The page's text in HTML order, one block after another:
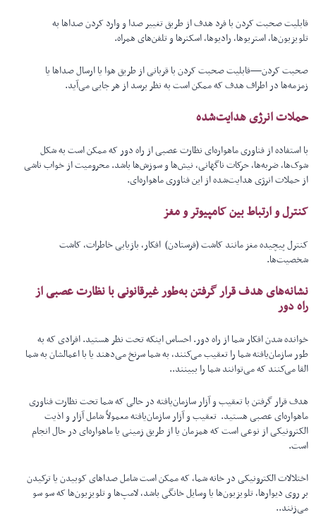
قابلیت صحبت کردن با فرد هدف از طریق تغییر صدا و وارد کردن صداها به
تلویزیون‌ها، استریوها، رادیوها، اسکنرها و تلفن‌های همراه.
صحبت کردن—قابلیت صحبت کردن با قربانی از طریق هوا یا ارسال صداها یا
زمزمه‌ها در اطراف هدف که ممکن است به نظر برسد از هر جایی می‌آید.
حملات انرژی هدایت‌شده
با استفاده از فناوری ماهواره‌ای نظارت عصبی از راه دور که ممکن است به شکل
شوک‌ها، ضربه‌ها، حرکات ناگهانی، نیش‌ها و سوزش‌ها باشد. محرومیت از خواب ناشی
از حملات انرژی هدایت‌شده از این فناوری ماهواره‌ای.
کنترل و ارتباط بین کامپیوتر و مغز
کنترل پیچیده مغز مانند کاشت (فرستادن) افکار، بازیابی خاطرات، کاشت
شخصیت‌ها.
نشانه‌های هدف قرار گرفتن به‌طور غیرقانونی با نظارت عصبی از
راه دور
خوانده شدن افکار شما از راه دور. احساس اینکه تحت نظر هستید. افرادی که به
طور سازمان‌یافته شما را تعقیب می‌کنند، به شما سرنخ می‌دهند یا با اعمالشان به شما
القا می‌کنند که می‌توانند شما را ببینند..
هدف قرار گرفتن با تعقیب و آزار سازمان‌یافته در حالی که شما تحت نظارت فناوری
ماهواره‌ای عصبی هستید. تعقیب و آزار سازمان‌یافته معمولاً شامل آزار و اذیت
الکترونیکی از نوعی است که همزمان یا از طریق زمینی یا ماهواره‌ای در حال انجام
است.
اختلالات الکترونیکی در خانه شما، که ممکن است شامل صداهای کوبیدن یا ترکیدن
بر روی دیوارها، تلویزیون‌ها یا وسایل خانگی باشد، لامپ‌ها و تلویزیون‌ها که سو سو
می‌زنند..